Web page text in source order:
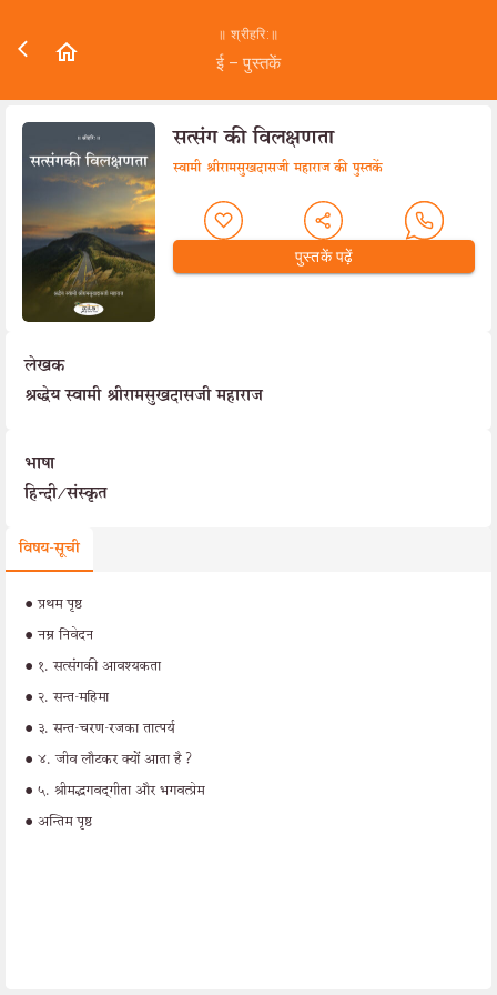
॥ श्रीहरि:॥
ई – पुस्तकें
सत्संग की विलक्षणता
स्वामी श्रीरामसुखदासजी महाराज की पुस्तकें
पुस्तकें पढ़ें
लेखक
श्रद्धेय स्वामी श्रीरामसुखदासजी महाराज
भाषा
हिन्दी/संस्कृत
विषय-सूची
•प्रथम पृष्ठ
•नम्र निवेदन
• १. सत्संगकी आवश्यकता
• २. सन्त-महिमा
• ३. सन्त-चरण-रजका तात्पर्य
• ४. जीव लौटकर क्यों आता है?
• ५. श्रीमद्भगवद‍्गीता और भगवत्प्रेम
• अन्तिम पृष्ठ